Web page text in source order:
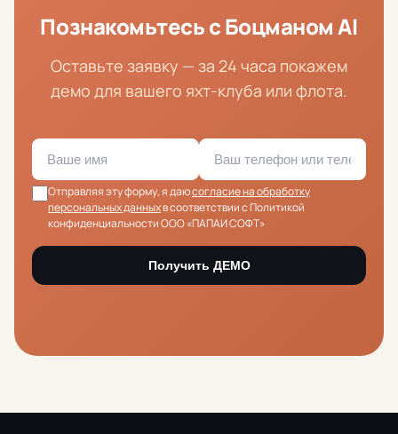
Познакомьтесь с Боцманом AI
Оставьте заявку — за 24 часа покажем
демо для вашего яхт-клуба или флота.
Отправляя эту форму, я даюсогласие на обработку
персональных данныхв соответствии с Политикой
конфиденциальности ООО «ПАПАИ СОФТ»
Получить ДЕМО